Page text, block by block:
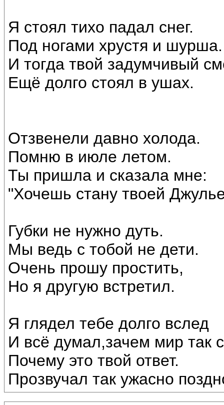
Я стоял тихо падал снег.
Под ногами хрустя и шурша.
И тогда твой задумчивый
Ещё долго стоял в ушах.
Отзвенели давно холода.
Помню в июле летом.
Ты пришла и сказала мне:
"Хочешь стану твоей
Губки не нужно дуть.
Мы ведь с тобой не дети.
Очень прошу простить,
Но я другую встретил.
Я глядел тебе долго вслед
И всё думал,зачем мир так
Почему это твой ответ.
Прозвучал так ужасно